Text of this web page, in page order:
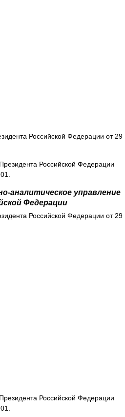
Российской Федерации от 29
Российской Федерации
аналитическое управление
Федерации
Российской Федерации от 29
Российской Федерации